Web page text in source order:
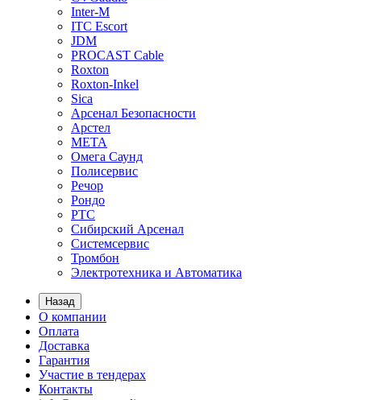
Inter-M
ITC Escort
JDM
PROCAST Cable
Roxton
Roxton-Inkel
Sica
Арсенал Безопасности
Арстел
МЕТА
Омега Саунд
Полисервис
Речор
Рондо
РТС
Сибирский Арсенал
Системсервис
Тромбон
Электротехника и Автоматика
Назад
О компании
Оплата
Доставка
Гарантия
Участие в тендерах
Контакты